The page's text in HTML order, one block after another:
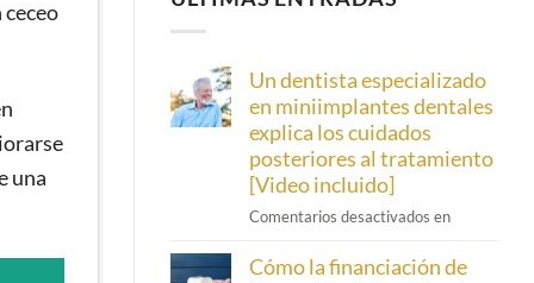
una
Un dentista especializado
en miniimplantes dentales
explica los cuidados
posteriores al tratamiento
[Video incluido]
Comentarios desactivados enSobre
Cómo la financiación de